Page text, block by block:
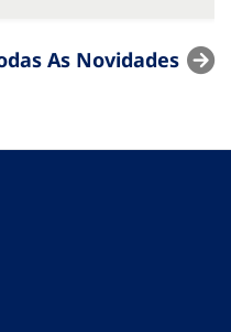
As Novidades